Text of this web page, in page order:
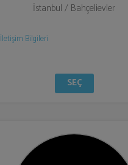
İstanbul / Bahçelievler
İletişim Bilgileri
SEÇ